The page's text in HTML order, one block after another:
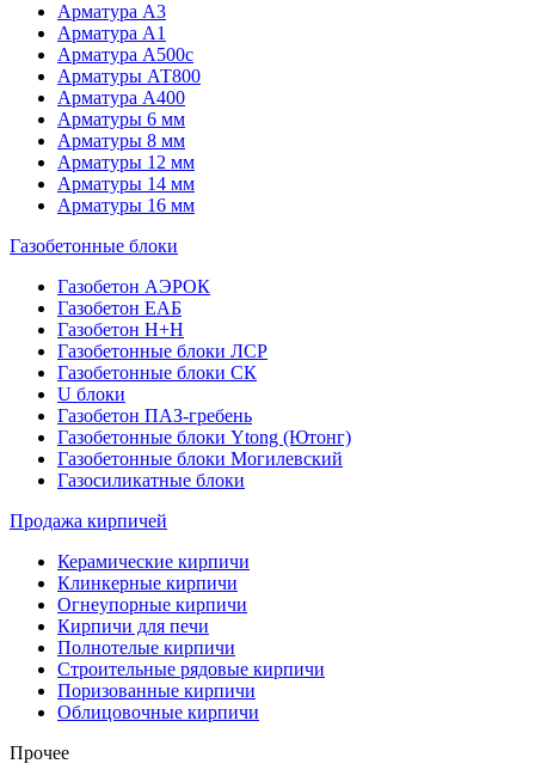
Арматура А3
Арматура А1
Арматура А500с
Арматуры АТ800
Арматура А400
Арматуры 6 мм
Арматуры 8 мм
Арматуры 12 мм
Арматуры 14 мм
Арматуры 16 мм
Газобетонные блоки
Газобетон АЭРОК
Газобетон ЕАБ
Газобетон H+H
Газобетонные блоки ЛСР
Газобетонные блоки СК
U блоки
Газобетон ПАЗ-гребень
Газобетонные блоки Ytong (Ютонг)
Газобетонные блоки Могилевский
Газосиликатные блоки
Продажа кирпичей
Керамические кирпичи
Клинкерные кирпичи
Огнеупорные кирпичи
Кирпичи для печи
Полнотелые кирпичи
Строительные рядовые кирпичи
Поризованные кирпичи
Облицовочные кирпичи
Прочее